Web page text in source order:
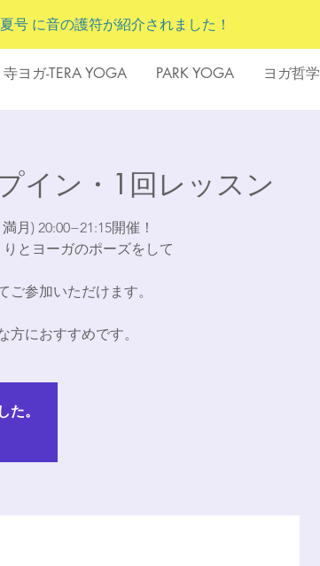
寺ヨガ-TERA YOGA PARK YOGA ヨガ哲学
夏号 に音の護符が紹介されました！
イン・1回レッスン
月) 20:00−21:15開催！
とヨーガのポーズをして
参加いただけます。
方におすすめです。
。